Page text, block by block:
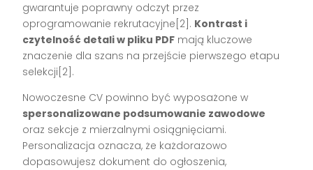
gwarantuje poprawny odczyt przez
oprogramowanie rekrutacyjne[2]. Kontrast i
czytelność detali w pliku PDF mają kluczowe
znaczenie dla szans na przejście pierwszego etapu
selekcji[2].
Nowoczesne CV powinno być wyposażone w
spersonalizowane podsumowanie zawodowe
oraz sekcje z mierzalnymi osiągnięciami.
Personalizacja oznacza, że każdorazowo
dopasowujesz dokument do ogłoszenia,